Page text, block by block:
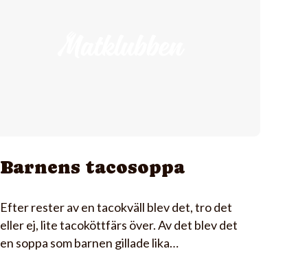
Barnens tacosoppa
Efter rester av en tacokväll blev det, tro det
eller ej, lite tacoköttfärs över. Av det blev det
en soppa som barnen gillade lika…